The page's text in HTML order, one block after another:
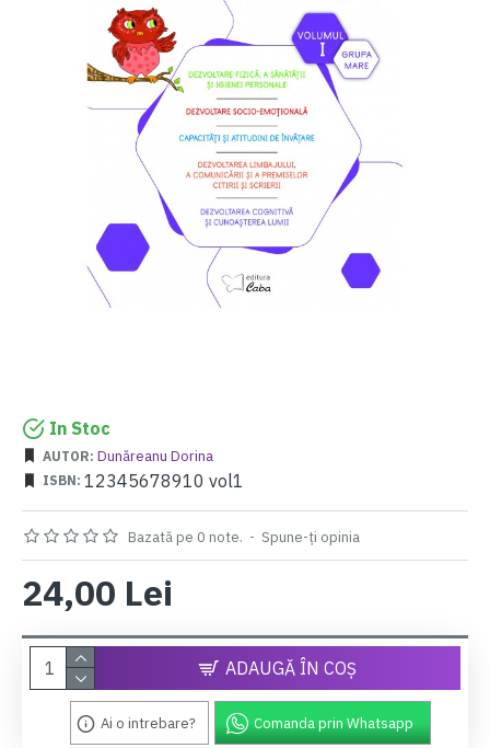
In Stoc
AUTOR: Dunăreanu Dorina
ISBN: 12345678910 vol1
Bazată pe 0 note. - Spune-ţi opinia
24,00 Lei
ADAUGĂ ÎN COŞ
Ai o intrebare? Comanda prin Whatsapp